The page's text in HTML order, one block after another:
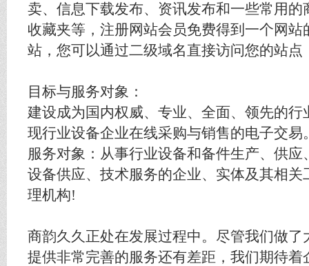
卖、信息下载发布、资讯发布和一些常用
收藏夹等，注册网站会员免费得到一个网
站，您可以通过二级域名直接访问您的站
目标与服务对象：
建设成为国内权威、专业、全面、领先的
现行业设备企业在线采购与销售的电子交
服务对象：从事行业设备和备件生产、供
设备供应、技术服务的企业、实体及其相
理机构!
商韵久久正处在发展过程中。尽管我们做
提供非常完善的服务还有差距，我们期待